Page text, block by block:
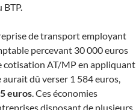
de transport employant
percevant 30 000 euros
cotisation AT/MP en appliquant
dû verser 1 584 euros,
euros . Ces économies
disposant de plusieurs